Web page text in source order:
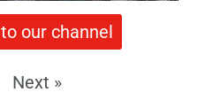
our channel
Next »